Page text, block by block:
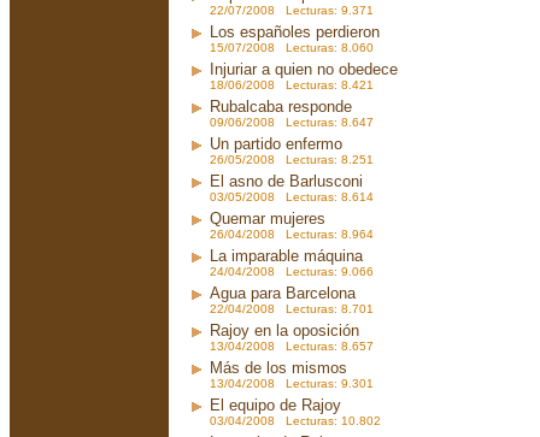
22/07/2008 Lecturas: 9.371
Los españoles perdieron
15/07/2008 Lecturas: 8.060
Injuriar a quien no obedece
18/06/2008 Lecturas: 8.421
Rubalcaba responde
09/06/2008 Lecturas: 8.647
Un partido enfermo
26/05/2008 Lecturas: 8.251
El asno de Barlusconi
03/05/2008 Lecturas: 8.614
Quemar mujeres
26/04/2008 Lecturas: 8.964
La imparable máquina
24/04/2008 Lecturas: 9.066
Agua para Barcelona
22/04/2008 Lecturas: 8.701
Rajoy en la oposición
13/04/2008 Lecturas: 8.657
Más de los mismos
13/04/2008 Lecturas: 9.301
El equipo de Rajoy
03/04/2008 Lecturas: 10.802